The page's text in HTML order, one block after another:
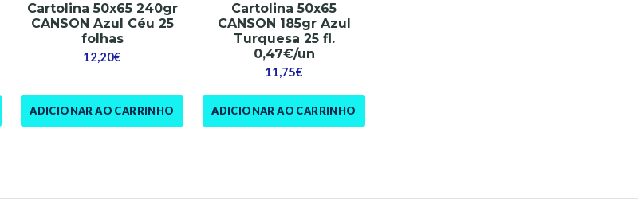
Cartolina 50x65 240gr
CANSON Azul Céu 25
folhas
12,20€
ADICIONAR AO CARRINHO
Cartolina 50x65
CANSON 185gr Azul
Turquesa 25 fl.
0,47€/un
11,75€
ADICIONAR AO CARRINHO